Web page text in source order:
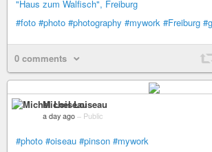
#foto #photo #photography #mywork #Freiburg
0 comments
Michel Loiseau
a day ago – Public
#photo #oiseau #pinson #mywork